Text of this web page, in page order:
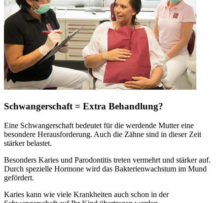
Schwangerschaft = Extra Behandlung?
Eine Schwangerschaft bedeutet für die werdende Mutter eine
besondere Herausforderung. Auch die Zähne sind in dieser Zeit
stärker belastet.
Besonders Karies und Parodontitis treten vermehrt und stärker auf.
Durch spezielle Hormone wird das Bakterienwachstum im Mund
gefördert.
Karies kann wie viele Krankheiten auch schon in der